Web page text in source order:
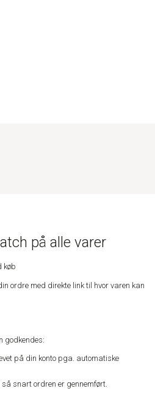
på alle varer
køb
ordre med direkte link til hvor varen kan
godkendes:
på din konto pga. automatiske
snart ordren er gennemført.